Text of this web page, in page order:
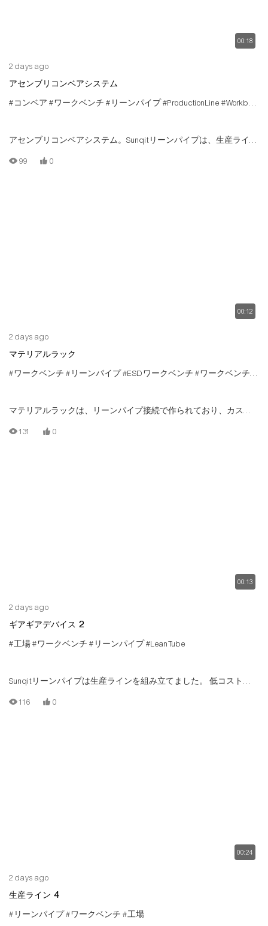
00:18
2 days ago
アセンブリコンベアシステム
#コンベア #ワークベンチ #リーンパイプ#ProductionLine #WorkbenchManufacturer
アセンブリコンベアシステム。Sunqitリーンパイプは、生産ライン
を組み立てました。 低コストの生産ラインは、Tスロットアルミニ
99 0
00:12
2 days ago
マテリアルラック
#ワークベンチ #リーンパイプ#ESDワークベンチ #ワークベンチアルミニウムプロファイル
マテリアルラックは、リーンパイプ接続で作られており、カスタ
マイズをサポートしています
131 0
00:13
2 days ago
ギアギアデバイス 2
#工場#ワークベンチ #リーンパイプ#LeanTube
Sunqitリーンパイプは生産ラインを組み立てました。 低コストの
生産ラインは、Tスロットアルミニウムパイプ/チューブ、アルミニ
116 0
00:24
2 days ago
生産ライン 4
#リーンパイプ#ワークベンチ #工場